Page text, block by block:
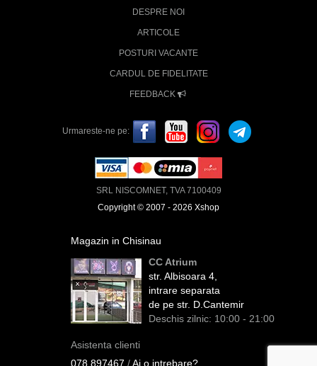
DESPRE NOI
ARTICOLE
POSTURI VACANTE
CARDUL DE FIDELITATE
FEEDBACK
Urmareste-ne pe:
SRL NISCOMNET, TVA 7100409
Copyright © 2007 - 2026 Xshop
Magazin in Chisinau
CC Atrium
str. Albisoara 4,
intrare separata
de pe str. D.Cantemir
Deschis zilnic: 10:00 - 21:00
Asistenta clienti
078 897467 /Ai o intrebare?